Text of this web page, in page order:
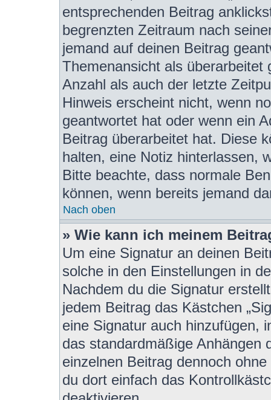
entsprechenden Beitrag
begrenzten Zeitraum nach
jemand auf deinen Beitrag
Themenansicht als überarbeitet
Anzahl als auch der letzte
Hinweis erscheint nicht, wenn
geantwortet hat oder wenn ein
Beitrag überarbeitet hat. Diese
halten, eine Notiz hinterlassen,
Bitte beachte, dass normale
können, wenn bereits jemand
Nach oben
» Wie kann ich meinem
Um eine Signatur an deinen
solche in den Einstellungen in
Nachdem du die Signatur
jedem Beitrag das Kästchen
eine Signatur auch hinzufügen,
das standardmäßige Anhängen
einzelnen Beitrag dennoch
du dort einfach das